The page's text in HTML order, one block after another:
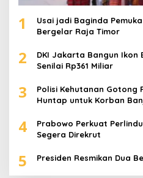
1
Usai jadi Baginda
Bergelar Raja Timor
2
DKI Jakarta Bangun Ikon
Senilai Rp361 Miliar
3
Polisi Kehutanan Gotong
Huntap untuk Korban
4
Prabowo Perkuat
Segera Direkrut
5 Presiden Resmikan Dua